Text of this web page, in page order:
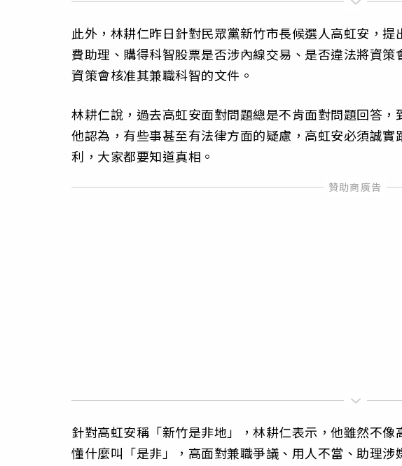
此外，林耕仁昨日針對民眾黨新竹市長候選人高虹安，
費助理、購得科智股票是否涉內線交易、是否違法將資
資策會核准其兼職科智的文件。
林耕仁說，過去高虹安面對問題總是不肯面對問題回答
他認為，有些事甚至有法律方面的疑慮，高虹安必須誠
利，大家都要知道真相。
針對高虹安稱「新竹是非地」，林耕仁表示，他雖然不
懂什麼叫「是非」，高面對兼職爭議、用人不當、助理